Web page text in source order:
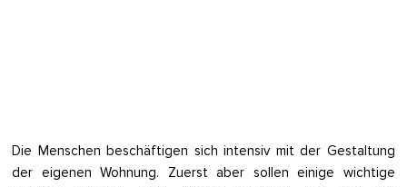
Die Menschen beschäftigen sich intensiv mit der Gestaltung
der eigenen Wohnung. Zuerst aber sollen einige wichtige